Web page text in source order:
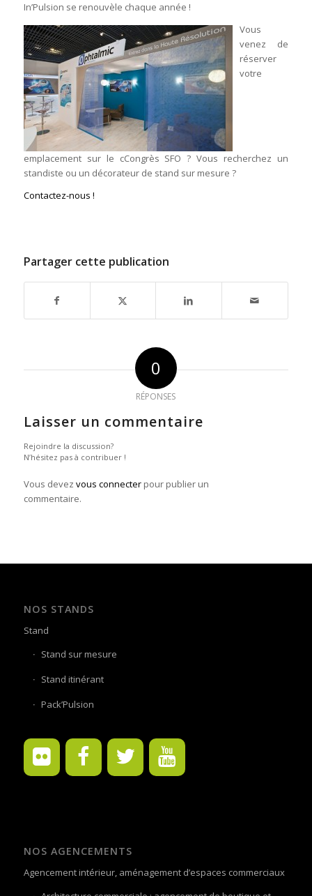
In’Pulsion se renouvèle chaque année !
Vous
venez de
réserver
votre
emplacement sur le cCongrès SFO ? Vous recherchez un
standiste ou un décorateur de stand sur mesure ?
Contactez-nous !
Partager cette publication
0
RÉPONSES
Laisser un commentaire
Rejoindre la discussion?
N’hésitez pas à contribuer !
Vous devez vous connecterpour publier un
commentaire.
NOS STANDS
Stand
Stand sur mesure
Stand itinérant
Pack’Pulsion
NOS AGENCEMENTS
Agencement intérieur, aménagement d’espaces commerciaux